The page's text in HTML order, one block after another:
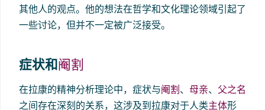
其他人的观点。他的想法在哲学和文化理论领域引起了
一些讨论，但并不一定被广泛接受。
症状和阉割
在拉康的精神分析理论中，症状与阉割 、 母亲、 父之名
之间存在深刻的关系，这涉及到拉康对于人类主体形